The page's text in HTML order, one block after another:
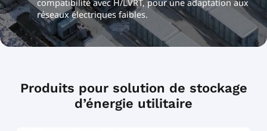
compatibilité avec H/LVRT, pour une adaptation aux
réseaux électriques faibles.
Produits pour solution de stockage
d’énergie utilitaire